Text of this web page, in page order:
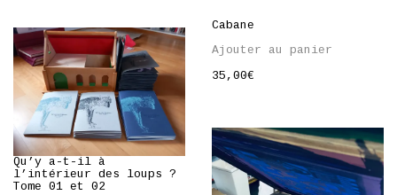
Cabane
Ajouter au panier
35,00€
Qu’y a-t-il à
l’intérieur des loups ?
Tome 01 et 02